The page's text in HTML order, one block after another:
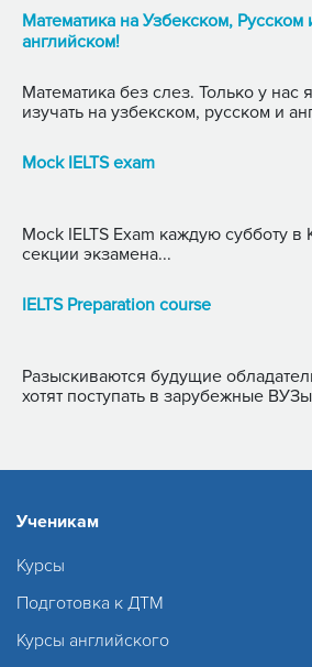
Математика на Узбекском, Русском
английском!
Математика без слез. Только у
изучать на узбекском, русском и
Mock IELTS exam
Mock IELTS Exam каждую субботу в
секции экзамена...
IELTS Preparation course
Разыскиваются будущие обладатели
хотят поступать в зарубежные
Ученикам
Курсы
Подготовка к ДТМ
Курсы английского